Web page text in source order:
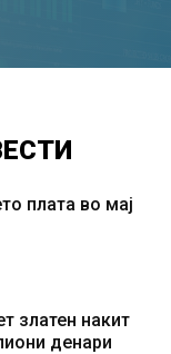
плата во мај
златен накит
денари